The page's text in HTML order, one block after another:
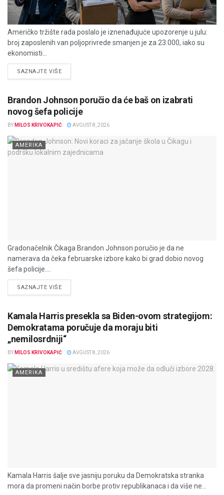
Američko tržište rada poslalo je iznenađujuće upozorenje u julu:
broj zaposlenih van poljoprivrede smanjen je za 23.000, iako su
ekonomisti...
SAZNAJTE VIŠEDETAILS
Brandon Johnson poručio da će baš on izabrati
novog šefa policije
BY MILOS KRIVOKAPIĆ AVGUST 8, 2026
AMERIKA
Gradonačelnik Čikaga Brandon Johnson poručio je da ne
namerava da čeka februarske izbore kako bi grad dobio novog
šefa policije....
SAZNAJTE VIŠEDETAILS
Kamala Harris presekla sa Biden-ovom strategijom:
Demokratama poručuje da moraju biti
„nemilosrdniji“
BY MILOS KRIVOKAPIĆ AVGUST 8, 2026
AMERIKA
Kamala Harris šalje sve jasniju poruku da Demokratska stranka
mora da promeni način borbe protiv republikanaca i da više ne...